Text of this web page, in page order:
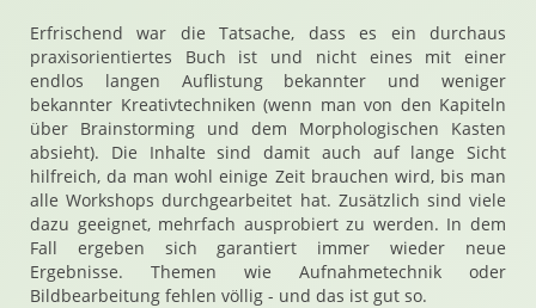
Erfrischend war die Tatsache, dass es ein durchaus
praxisorientiertes Buch ist und nicht eines mit einer
endlos langen Auflistung bekannter und weniger
bekannter Kreativtechniken (wenn man von den Kapiteln
über Brainstorming und dem Morphologischen Kasten
absieht). Die Inhalte sind damit auch auf lange Sicht
hilfreich, da man wohl einige Zeit brauchen wird, bis man
alle Workshops durchgearbeitet hat. Zusätzlich sind viele
dazu geeignet, mehrfach ausprobiert zu werden. In dem
Fall ergeben sich garantiert immer wieder neue
Ergebnisse. Themen wie Aufnahmetechnik oder
Bildbearbeitung fehlen völlig - und das ist gut so.